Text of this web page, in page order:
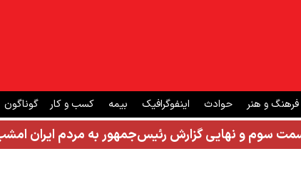
فرهنگ و هنر حوادث اینفوگرافیک بیمه کسب و کار گوناگون
سوم و نهایی گزارش رئیس‌جمهور به مردم ایران